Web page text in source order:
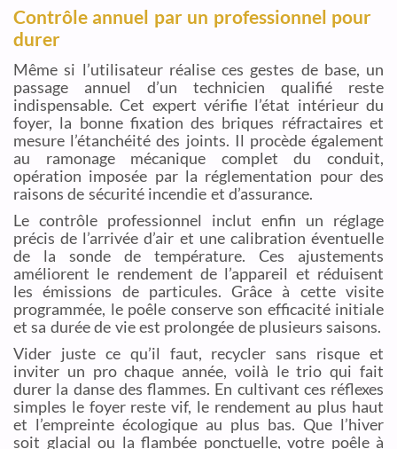
Contrôle annuel par un professionnel pour
durer
Même si l’utilisateur réalise ces gestes de base, un
passage annuel d’un technicien qualifié reste
indispensable. Cet expert vérifie l’état intérieur du
foyer, la bonne fixation des briques réfractaires et
mesure l’étanchéité des joints. Il procède également
au ramonage mécanique complet du conduit,
opération imposée par la réglementation pour des
raisons de sécurité incendie et d’assurance.
Le contrôle professionnel inclut enfin un réglage
précis de l’arrivée d’air et une calibration éventuelle
de la sonde de température. Ces ajustements
améliorent le rendement de l’appareil et réduisent
les émissions de particules. Grâce à cette visite
programmée, le poêle conserve son efficacité initiale
et sa durée de vie est prolongée de plusieurs saisons.
Vider juste ce qu’il faut, recycler sans risque et
inviter un pro chaque année, voilà le trio qui fait
durer la danse des flammes. En cultivant ces réflexes
simples le foyer reste vif, le rendement au plus haut
et l’empreinte écologique au plus bas. Que l’hiver
soit glacial ou la flambée ponctuelle, votre poêle à